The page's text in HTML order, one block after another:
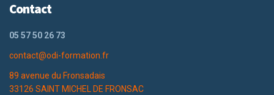
Contact
05 57 50 26 73
contact@odi-formation.fr
89 avenue du Fronsadais
33126 SAINT MICHEL DE FRONSAC